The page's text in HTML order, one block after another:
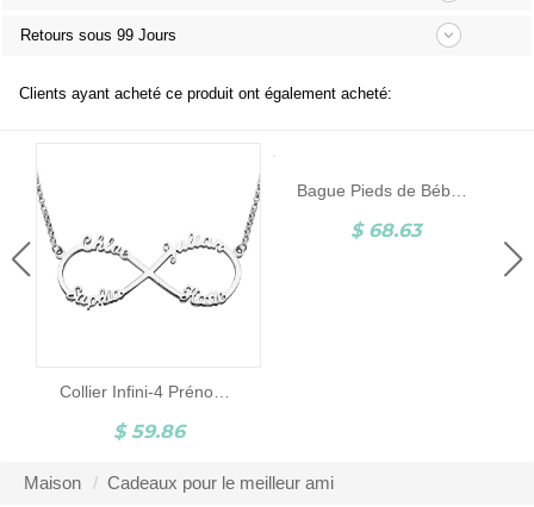
Retours sous 99 Jours
Clients ayant acheté ce produit ont également acheté:
Collier Infini-4 Prénoms-Argent
$ 59.86
Bague Pieds de Bébé-Pierre de Naissance et Gravure-Argent
$ 68.63
Maison Cadeaux pour le meilleur ami